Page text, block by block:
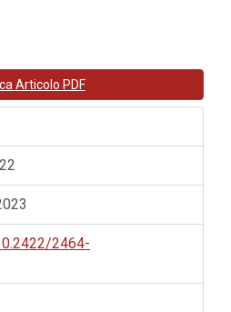
Articolo PDF
2464-